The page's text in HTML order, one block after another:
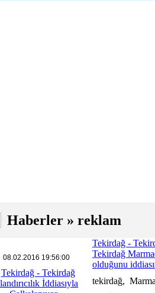
Haberler » reklam
08.02.2016 19:56:00
Tekirdağ -
Tekirdağ
olduğunu
tekirdağ,